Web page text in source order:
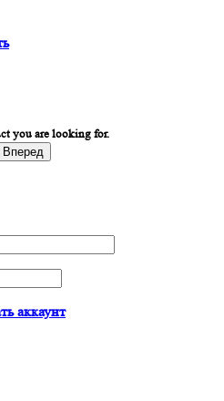
you are looking for.
аккаунт